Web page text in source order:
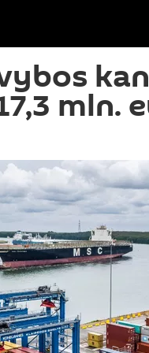
mln.